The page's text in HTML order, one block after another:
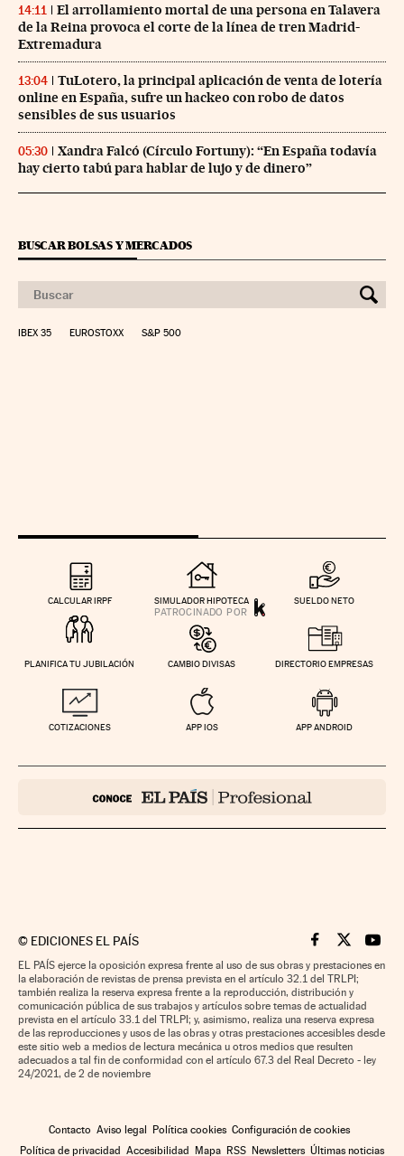
14:11
El arrollamiento mortal de una persona en Talavera
de la Reina provoca el corte de la línea de tren Madrid-
Extremadura
13:04
TuLotero, la principal aplicación de venta de lotería
online en España, sufre un hackeo con robo de datos
sensibles de sus usuarios
05:30
Xandra Falcó (Círculo Fortuny): “En España todavía
hay cierto tabú para hablar de lujo y de dinero”
BUSCAR BOLSAS Y MERCADOS
IBEX 35 EUROSTOXX S&P 500
CALCULAR IRPF SIMULADOR HIPOTECA SUELDO NETO
PLANIFICA TU JUBILACIÓN CAMBIO DIVISAS DIRECTORIO EMPRESAS
COTIZACIONES APP IOS APP ANDROID
© EDICIONES EL PAÍS Cinco Días en
Cinco Días
Cinco
EL PAÍS ejerce la oposición expresa frente al uso de sus obras y prestaciones en
la elaboración de revistas de prensa prevista en el artículo 32.1 del TRLPI;
también realiza la reserva expresa frente a la reproducción, distribución y
comunicación pública de sus trabajos y artículos sobre temas de actualidad
prevista en el artículo 33.1 del TRLPI; y, asimismo, realiza una reserva expresa
de las reproducciones y usos de las obras y otras prestaciones accesibles desde
este sitio web a medios de lectura mecánica u otros medios que resulten
adecuados a tal fin de conformidad con el artículo 67.3 del Real Decreto - ley
24/2021, de 2 de noviembre
Contacto Aviso legal Política cookies Configuración de cookies
Política de privacidad Accesibilidad Mapa RSS Newsletters Últimas noticias